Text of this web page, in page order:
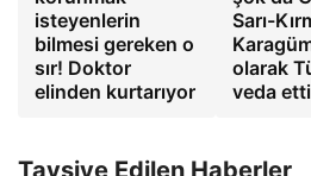
isteyenlerin
bilmesi gereken o
sır! Doktor
elinden kurtarıyor
Sarı-
olarak
veda
Tavsiye Edilen Haberler